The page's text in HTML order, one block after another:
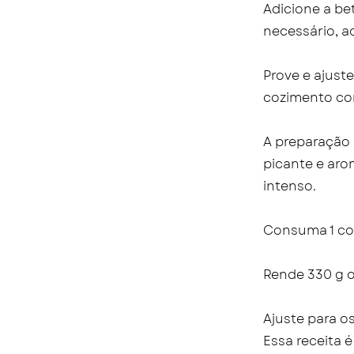
Adicione a
necessário,
Prove e
cozimento
A
picante e
intenso.
Consuma 1
Rende 330 g
Ajuste para
Essa receita